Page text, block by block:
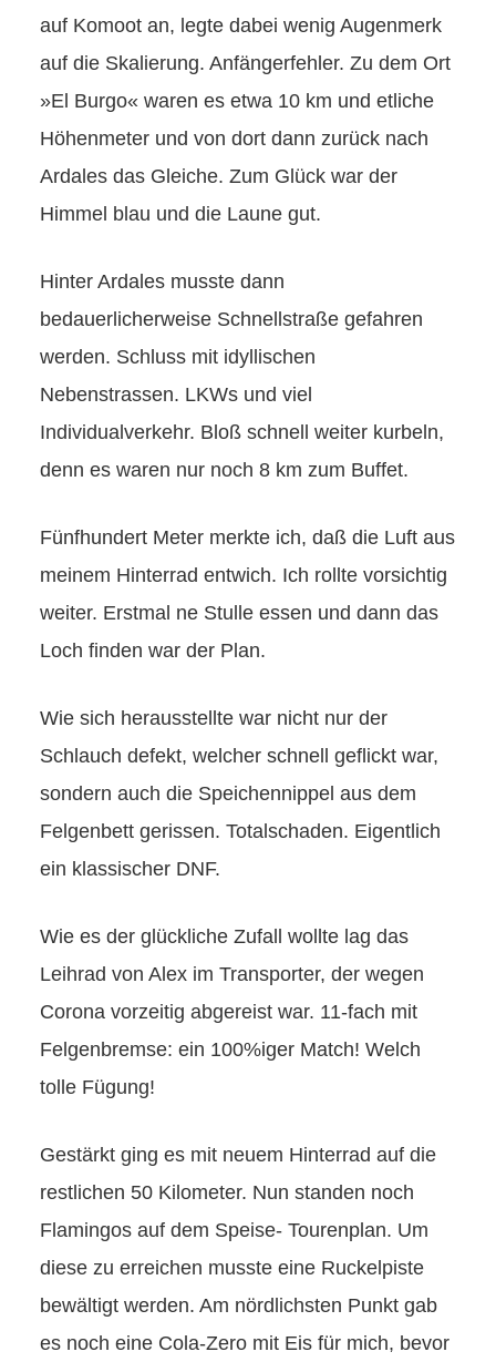
auf Komoot an, legte dabei wenig Augenmerk
auf die Skalierung. Anfängerfehler. Zu dem Ort
»El Burgo« waren es etwa 10 km und etliche
Höhenmeter und von dort dann zurück nach
Ardales das Gleiche. Zum Glück war der
Himmel blau und die Laune gut.
Hinter Ardales musste dann
bedauerlicherweise Schnellstraße gefahren
werden. Schluss mit idyllischen
Nebenstrassen. LKWs und viel
Individualverkehr. Bloß schnell weiter kurbeln,
denn es waren nur noch 8 km zum Buffet.
Fünfhundert Meter merkte ich, daß die Luft aus
meinem Hinterrad entwich. Ich rollte vorsichtig
weiter. Erstmal ne Stulle essen und dann das
Loch finden war der Plan.
Wie sich herausstellte war nicht nur der
Schlauch defekt, welcher schnell geflickt war,
sondern auch die Speichennippel aus dem
Felgenbett gerissen. Totalschaden. Eigentlich
ein klassischer DNF.
Wie es der glückliche Zufall wollte lag das
Leihrad von Alex im Transporter, der wegen
Corona vorzeitig abgereist war. 11-fach mit
Felgenbremse: ein 100%iger Match! Welch
tolle Fügung!
Gestärkt ging es mit neuem Hinterrad auf die
restlichen 50 Kilometer. Nun standen noch
Flamingos auf dem Speise- Tourenplan. Um
diese zu erreichen musste eine Ruckelpiste
bewältigt werden. Am nördlichsten Punkt gab
es noch eine Cola-Zero mit Eis für mich, bevor